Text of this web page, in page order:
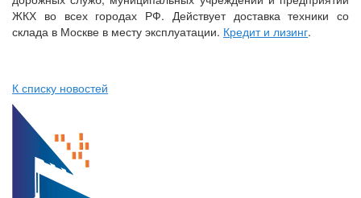
ЖКХ во всех городах РФ. Действует доставка техники со
склада в Москве в месту эксплуатации. Кредит и лизинг.
К списку новостей